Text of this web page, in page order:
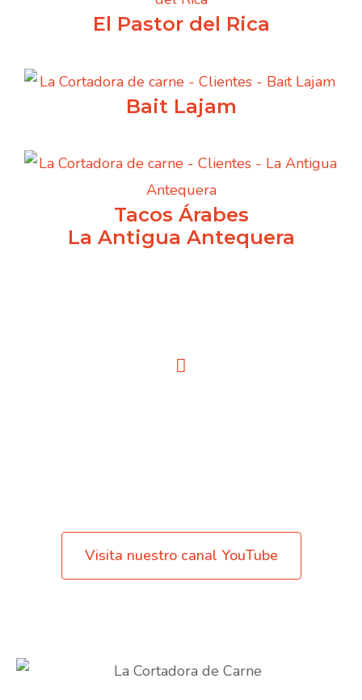
El Pastor del Rica
Bait Lajam
Tacos Árabes
La Antigua Antequera
Visita nuestro canal YouTube